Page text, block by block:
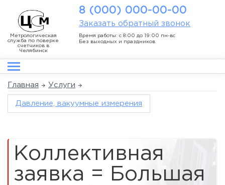
Метрологическая
служба по поверке
счетчиков в
Челябинск
8 (000) 000-00-00
Заказать обратный звонок
Время работы: с 8:00 до 19:00 пн-вс
Без выходных и праздников
Главная Услуги
Давление, вакуумные измерения
Коллективная
заявка = Большая